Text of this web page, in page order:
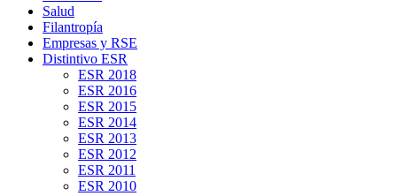
Salud
Filantropía
Empresas y RSE
Distintivo ESR
ESR 2018
ESR 2016
ESR 2015
ESR 2014
ESR 2013
ESR 2012
ESR 2011
ESR 2010